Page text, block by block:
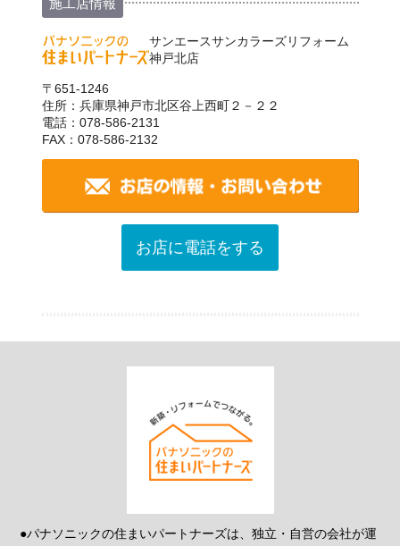
施工店情報
サンエースサンカラーズリフォーム
神戸北店
〒651-1246
住所：兵庫県神戸市北区谷上西町２－２２
電話：078-586-2131
FAX：078-586-2132
お店に電話をする
●パナソニックの住まいパートナーズは、独立・自営の会社が運